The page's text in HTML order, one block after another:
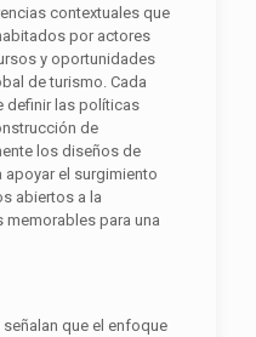
contextuales que
por actores
y oportunidades
de turismo. Cada
definir las políticas
de
los diseños de
el surgimiento
abiertos a la
para una
que el enfoque